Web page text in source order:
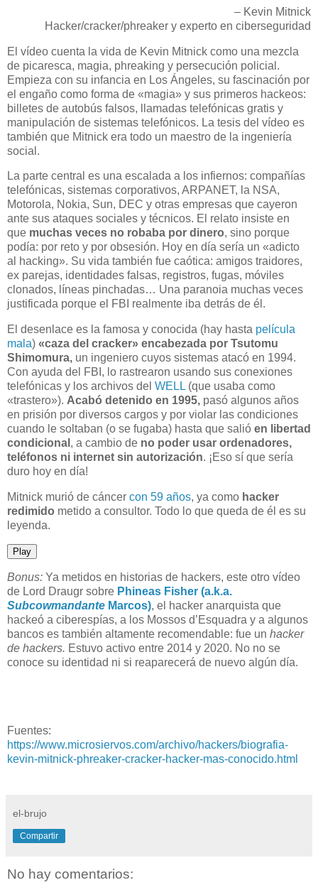
– Kevin Mitnick
Hacker/cracker/phreaker y experto en ciberseguridad
El vídeo cuenta la vida de Kevin Mitnick como una mezcla
de picaresca, magia, phreaking y persecución policial.
Empieza con su infancia en Los Ángeles, su fascinación por
el engaño como forma de «magia» y sus primeros hackeos:
billetes de autobús falsos, llamadas telefónicas gratis y
manipulación de sistemas telefónicos. La tesis del vídeo es
también que Mitnick era todo un maestro de la ingeniería
social.
La parte central es una escalada a los infiernos: compañías
telefónicas, sistemas corporativos, ARPANET, la NSA,
Motorola, Nokia, Sun, DEC y otras empresas que cayeron
ante sus ataques sociales y técnicos. El relato insiste en
que muchas veces no robaba por dinero, sino porque
podía: por reto y por obsesión. Hoy en día sería un «adicto
al hacking». Su vida también fue caótica: amigos traidores,
ex parejas, identidades falsas, registros, fugas, móviles
clonados, líneas pinchadas… Una paranoia muchas veces
justificada porque el FBI realmente iba detrás de él.
El desenlace es la famosa y conocida (hay hasta película
mala) «caza del cracker» encabezada por Tsutomu
Shimomura, un ingeniero cuyos sistemas atacó en 1994.
Con ayuda del FBI, lo rastrearon usando sus conexiones
telefónicas y los archivos del WELL (que usaba como
«trastero»). Acabó detenido en 1995, pasó algunos años
en prisión por diversos cargos y por violar las condiciones
cuando le soltaban (o se fugaba) hasta que salió en libertad
condicional , a cambio de no poder usar ordenadores,
teléfonos ni internet sin autorización. ¡Eso sí que sería
duro hoy en día!
Mitnick murió de cáncer con 59 años, ya como hacker
redimido metido a consultor. Todo lo que queda de él es su
leyenda.
Play
Bonus: Ya metidos en historias de hackers, este otro vídeo
de Lord Draugr sobre Phineas Fisher (a.k.a.
Subcowmandante Marcos), el hacker anarquista que
hackeó a ciberespías, a los Mossos d’Esquadra y a algunos
bancos es también altamente recomendable: fue un hacker
de hackers. Estuvo activo entre 2014 y 2020. No no se
conoce su identidad ni si reaparecerá de nuevo algún día.
Fuentes:
https://www.microsiervos.com/archivo/hackers/biografia-
kevin-mitnick-phreaker-cracker-hacker-mas-conocido.html
el-brujo
Compartir
No hay comentarios: